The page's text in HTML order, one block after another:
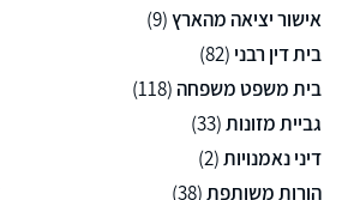
אישור יציאה מהארץ(9)
בית דין רבני (82)
בית משפט משפחה (118)
גביית מזונות(33)
דיני נאמנויות(2)
הורות משותפת(38)